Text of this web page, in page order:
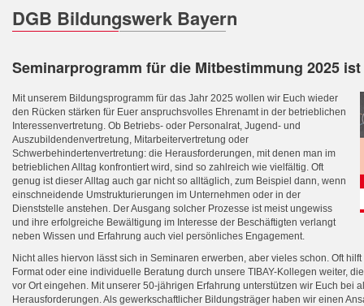
DGB Bildungswerk Bayern
Seminarprogramm für die Mitbestimmung 2025
Mit unserem Bildungsprogramm für das Jahr 2025 wollen wir Euch wieder
den Rücken stärken für Euer anspruchsvolles Ehrenamt in der betrieblichen
Interessenvertretung. Ob Betriebs- oder Personalrat, Jugend- und
Auszubildendenvertretung, Mitarbeitervertretung oder
Schwerbehindertenvertretung: die Herausforderungen, mit denen man im
betrieblichen Alltag konfrontiert wird, sind so zahlreich wie vielfältig. Oft
genug ist dieser Alltag auch gar nicht so alltäglich, zum Beispiel dann, wenn
einschneidende Umstrukturierungen im Unternehmen oder in der
Dienststelle anstehen. Der Ausgang solcher Prozesse ist meist ungewiss
und ihre erfolgreiche Bewältigung im Interesse der Beschäftigten verlangt
neben Wissen und Erfahrung auch viel persönliches Engagement.
Nicht alles hiervon lässt sich in Seminaren erwerben, aber vieles schon. Oft
Format oder eine individuelle Beratung durch unsere TIBAY-Kollegen weiter,
vor Ort eingehen. Mit unserer 50-jährigen Erfahrung unterstützen wir Euch bei
Herausforderungen. Als gewerkschaftlicher Bildungsträger haben wir einen